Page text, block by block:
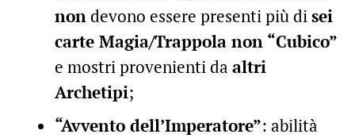
nondevono essere presenti più disei
carte Magia/Trappola non “Cubico”
e mostri provenienti da altri
Archetipi;
“Avvento dell’Imperatore”: abilità